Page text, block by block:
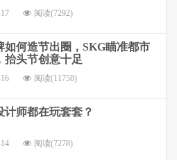
阅读(7292)
如何造节出圈，SKG瞄准都市
抬头节创意十足
阅读(11758)
计师都在玩套套？
阅读(7278)